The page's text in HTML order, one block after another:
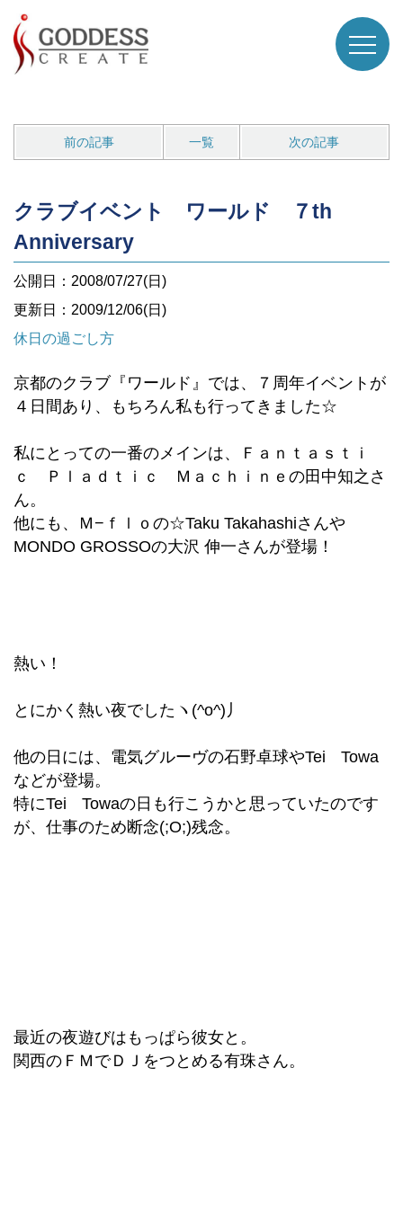
前の記事 一覧 次の記事
クラブイベント ワールド ７th
Anniversary
公開日：2008/07/27(日)
更新日：2009/12/06(日)
休日の過ごし方
京都のクラブ『ワールド』では、７周年イベントが
４日間あり、もちろん私も行ってきました☆
私にとっての一番のメインは、Ｆａｎｔａｓｔｉ
ｃ Ｐｌａｄｔｉｃ Ｍａｃｈｉｎｅの田中知之さ
ん。
他にも、Ｍ−ｆｌｏの☆Taku Takahashiさんや
MONDO GROSSOの大沢 伸一さんが登場！
熱い！
とにかく熱い夜でしたヽ(^o^)丿
他の日には、電気グルーヴの石野卓球やTei Towa
などが登場。
特にTei Towaの日も行こうかと思っていたのです
が、仕事のため断念(;O;)残念。
最近の夜遊びはもっぱら彼女と。
関西のＦＭでＤＪをつとめる有珠さん。